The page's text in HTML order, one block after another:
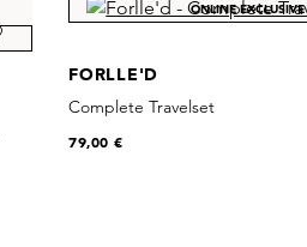
ONLINE EXCLUSIVE
FORLLE'D
Complete Travelset
79,00 €